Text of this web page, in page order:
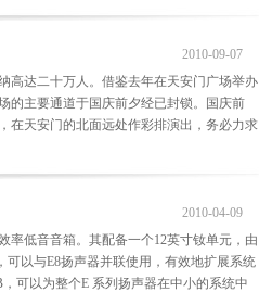
2010-09-07
高达二十万人。借鉴去年在天安门广场举办
的主要通道于国庆前夕经已封锁。国庆前
在天安门的北面远处作彩排演出，务必力求
2010-04-09
率低音音箱。其配备一个12英寸钕单元，由
以与E8扬声器并联使用，有效地扩展系统
可以为整个E 系列扬声器在中小的系统中